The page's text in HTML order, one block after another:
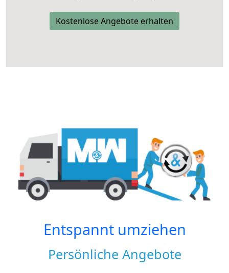
Kostenlose Angebote erhalten
Entspannt umziehen
Persönliche Angebote